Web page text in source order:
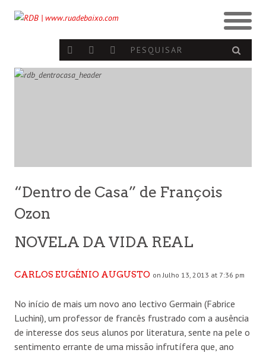
“Dentro de Casa” de François
Ozon
NOVELA DA VIDA REAL
CARLOS EUGÉNIO AUGUSTO on Julho 13, 2013 at 7:36 pm
No início de mais um novo ano lectivo Germain (Fabrice
Luchini), um professor de francês frustrado com a ausência
de interesse dos seus alunos por literatura, sente na pele o
sentimento errante de uma missão infrutífera que, ano